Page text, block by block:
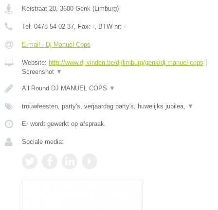
Keistraat 20, 3600 Genk (Limburg)
Tel: 0478 54 02 37, Fax: -, BTW-nr: -
E-mail › Dj Manuel Cops
Website: http://www.dj-vinden.be/dj/limburg/genk/dj-manuel-cops
Screenshot ▼
All Round DJ MANUEL COPS ▼
trouwfeesten, party's, verjaardag party's, huwelijks jubilea, ▼
Er wordt gewerkt op afspraak.
Sociale media: